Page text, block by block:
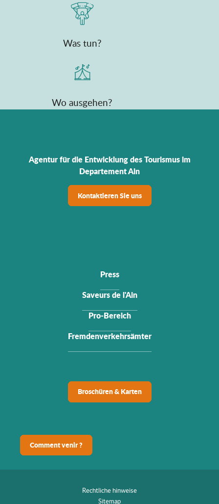
Was tun?
Wo ausgehen?
Agentur für die Entwicklung des Tourismus im
Departement Ain
Kontaktieren Sie uns
Press
Saveurs de l'Ain
Pro-Bereich
Fremdenverkehrsämter
Broschüren & Karten
Comment venir ?
Rechtliche hinweise
Sitemap